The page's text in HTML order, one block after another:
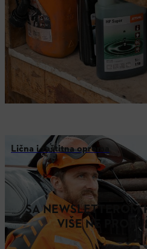
Lična i zaštitna oprema
SA NEWSLETTEROM
VIŠE NE